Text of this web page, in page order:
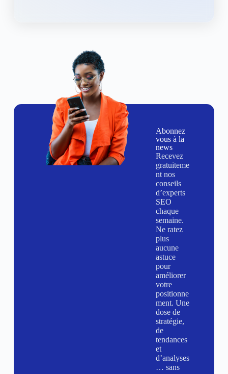
Abonnez
vous à la
news
Recevez
gratuiteme
nt nos
conseils
d’experts
SEO
chaque
semaine.
Ne ratez
plus
aucune
astuce
pour
améliorer
votre
positionne
ment. Une
dose de
stratégie,
de
tendances
et
d’analyses
… sans